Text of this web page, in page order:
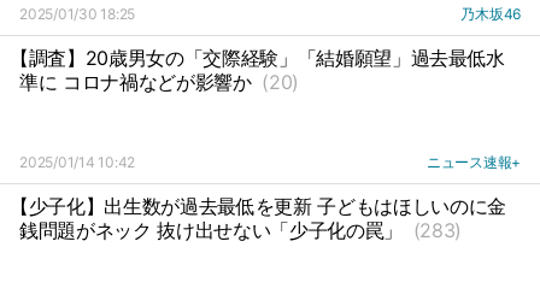
2025/01/30 18:25 乃木坂46
【調査】20歳男女の「交際経験」「結婚願望」過去最低水
準に コロナ禍などが影響か (20)
2025/01/14 10:42 ニュース速報+
【少子化】出生数が過去最低を更新 子どもはほしいのに金
銭問題がネック 抜け出せない「少子化の罠」
(283)